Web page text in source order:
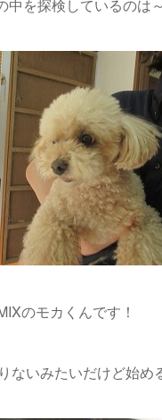
中を探検しているのは
のモカくんです！
ないみたいだけど始め